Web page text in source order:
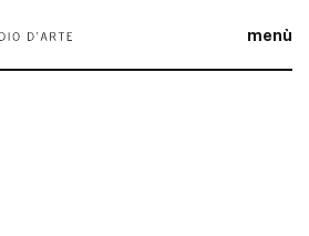
menù